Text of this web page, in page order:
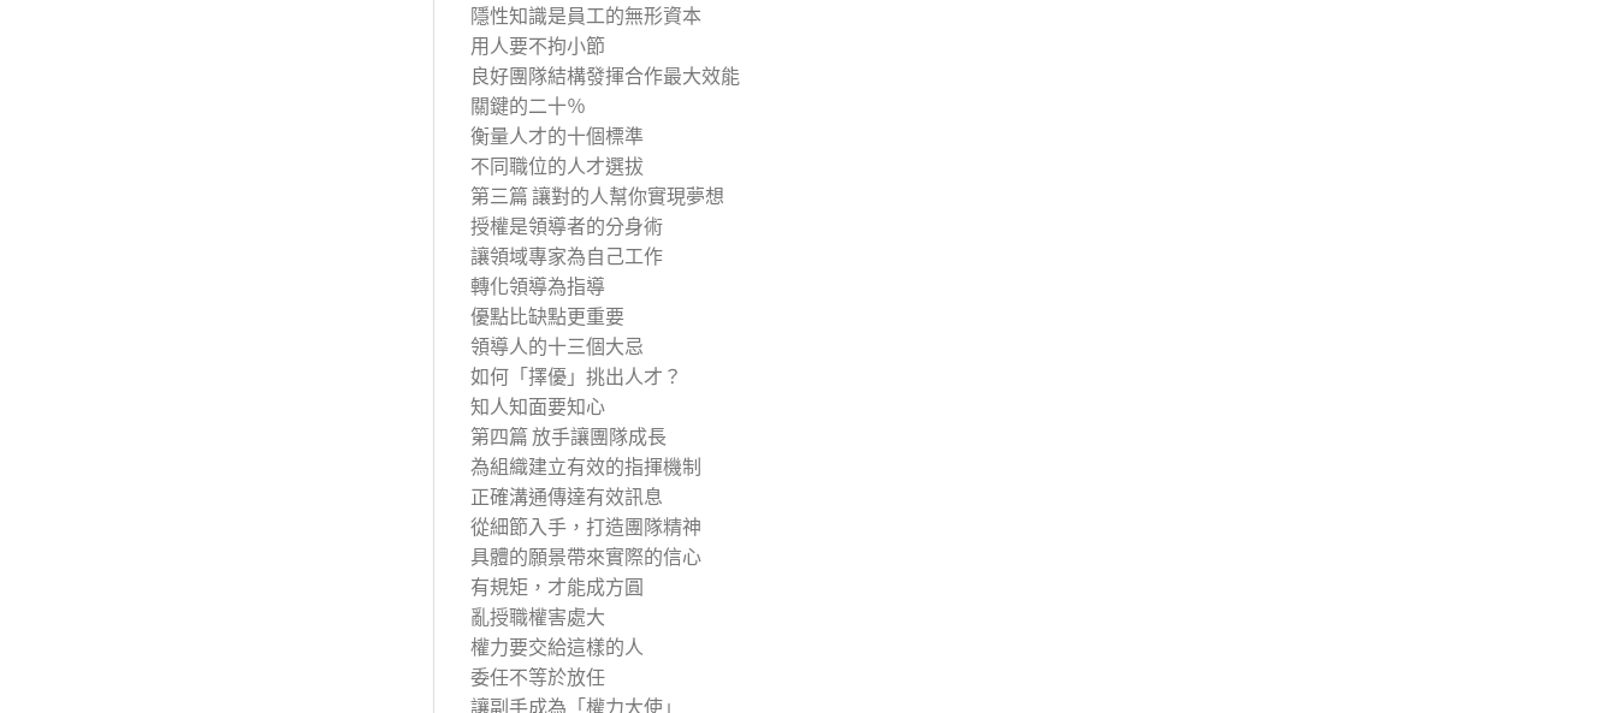
隱性知識是員工的無形資本
用人要不拘小節
良好團隊結構發揮合作最大效能
關鍵的二十％
衡量人才的十個標準
不同職位的人才選拔
第三篇 讓對的人幫你實現夢想
授權是領導者的分身術
讓領域專家為自己工作
轉化領導為指導
優點比缺點更重要
領導人的十三個大忌
如何「擇優」挑出人才？
知人知面要知心
第四篇 放手讓團隊成長
為組織建立有效的指揮機制
正確溝通傳達有效訊息
從細節入手，打造團隊精神
具體的願景帶來實際的信心
有規矩，才能成方圓
亂授職權害處大
權力要交給這樣的人
委任不等於放任
讓副手成為「權力大使」